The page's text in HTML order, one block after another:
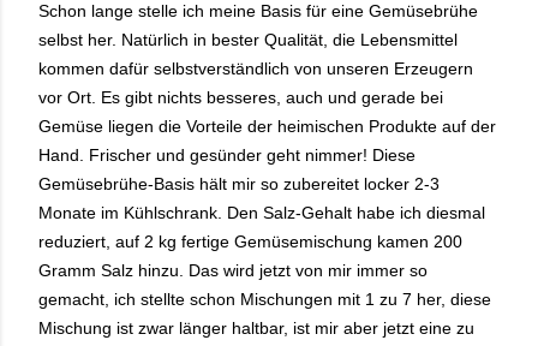
Schon lange stelle ich meine Basis für eine Gemüsebrühe
selbst her. Natürlich in bester Qualität, die Lebensmittel
kommen dafür selbstverständlich von unseren Erzeugern
vor Ort. Es gibt nichts besseres, auch und gerade bei
Gemüse liegen die Vorteile der heimischen Produkte auf der
Hand. Frischer und gesünder geht nimmer! Diese
Gemüsebrühe-Basis hält mir so zubereitet locker 2-3
Monate im Kühlschrank. Den Salz-Gehalt habe ich diesmal
reduziert, auf 2 kg fertige Gemüsemischung kamen 200
Gramm Salz hinzu. Das wird jetzt von mir immer so
gemacht, ich stellte schon Mischungen mit 1 zu 7 her, diese
Mischung ist zwar länger haltbar, ist mir aber jetzt eine zu